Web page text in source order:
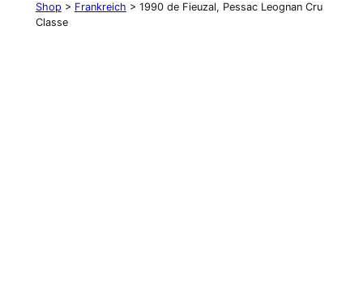
Shop> Frankreich > 1990 de Fieuzal, Pessac Leognan Cru
Classe